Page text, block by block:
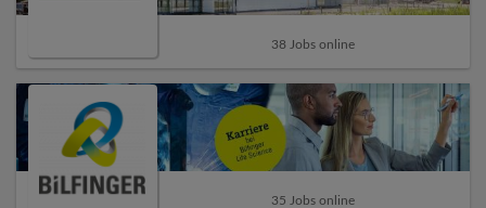
38 Jobs online
35 Jobs online